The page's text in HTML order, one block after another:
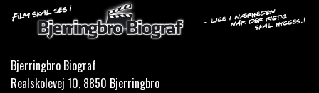
Bjerringbro Biograf
Realskolevej 10, 8850 Bjerringbro